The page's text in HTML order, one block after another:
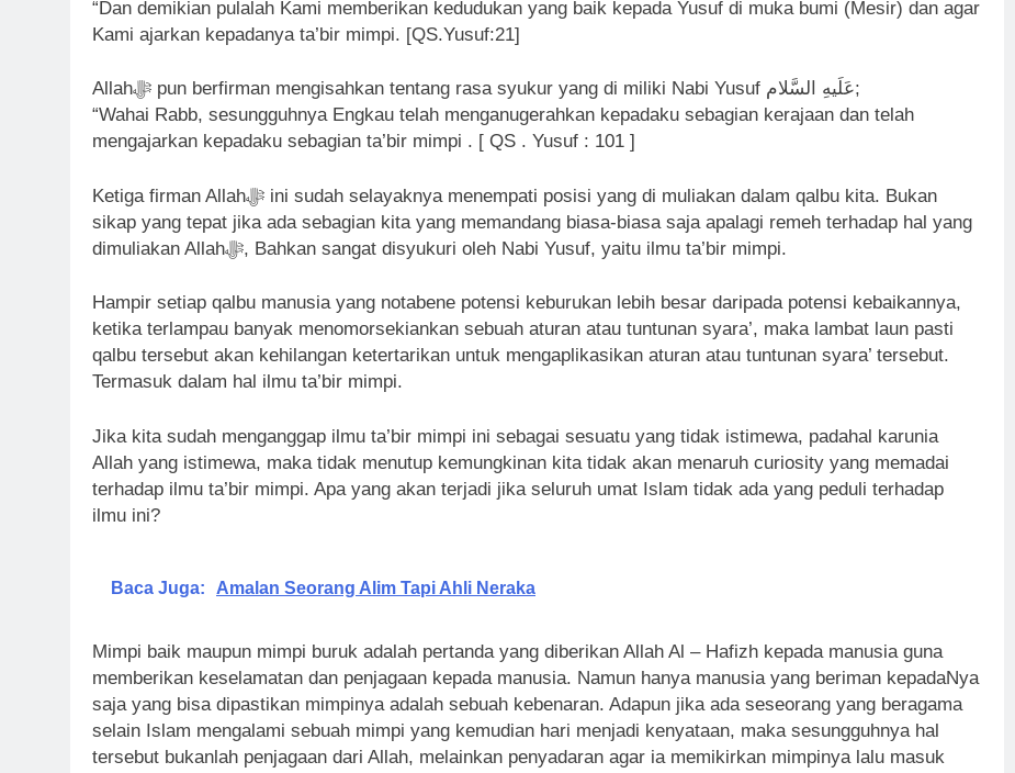
“Dan demikian pulalah Kami memberikan kedudukan yang baik kepada Yusuf di muka bumi (Mesir) dan agar
Kami ajarkan kepadanya ta’bir mimpi. [QS.Yusuf:21]
Allahﷻ pun berfirman mengisahkan tentang rasa syukur yang di miliki Nabi Yusuf عَلَیهِ‌ السَّلام;
“Wahai Rabb, sesungguhnya Engkau telah menganugerahkan kepadaku sebagian kerajaan dan telah
mengajarkan kepadaku sebagian ta’bir mimpi . [ QS . Yusuf : 101 ]
Ketiga firman Allahﷻ ini sudah selayaknya menempati posisi yang di muliakan dalam qalbu kita. Bukan
sikap yang tepat jika ada sebagian kita yang memandang biasa-biasa saja apalagi remeh terhadap hal yang
dimuliakan Allahﷻ, Bahkan sangat disyukuri oleh Nabi Yusuf, yaitu ilmu ta’bir mimpi.
Hampir setiap qalbu manusia yang notabene potensi keburukan lebih besar daripada potensi kebaikannya,
ketika terlampau banyak menomorsekiankan sebuah aturan atau tuntunan syara’, maka lambat laun pasti
qalbu tersebut akan kehilangan ketertarikan untuk mengaplikasikan aturan atau tuntunan syara’ tersebut.
Termasuk dalam hal ilmu ta’bir mimpi.
Jika kita sudah menganggap ilmu ta’bir mimpi ini sebagai sesuatu yang tidak istimewa, padahal karunia
Allah yang istimewa, maka tidak menutup kemungkinan kita tidak akan menaruh curiosity yang memadai
terhadap ilmu ta’bir mimpi. Apa yang akan terjadi jika seluruh umat Islam tidak ada yang peduli terhadap
ilmu ini?
Baca Juga: Amalan Seorang Alim Tapi Ahli Neraka
Mimpi baik maupun mimpi buruk adalah pertanda yang diberikan Allah Al – Hafizh kepada manusia guna
memberikan keselamatan dan penjagaan kepada manusia. Namun hanya manusia yang beriman kepadaNya
saja yang bisa dipastikan mimpinya adalah sebuah kebenaran. Adapun jika ada seseorang yang beragama
selain Islam mengalami sebuah mimpi yang kemudian hari menjadi kenyataan, maka sesungguhnya hal
tersebut bukanlah penjagaan dari Allah, melainkan penyadaran agar ia memikirkan mimpinya lalu masuk